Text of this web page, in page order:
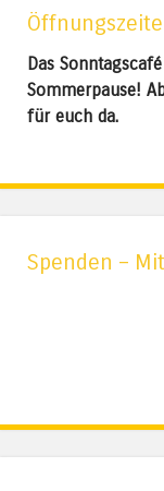
Das
Sommerpause!
für euch da.
Spenden –